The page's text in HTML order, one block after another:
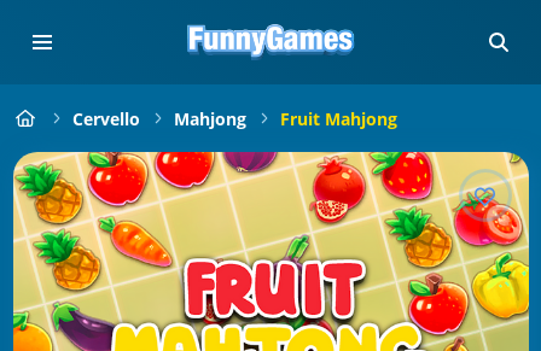
Cervello Mahjong Fruit Mahjong